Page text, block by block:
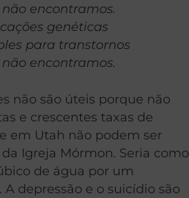
encontramos.
genéticas
para transtornos
encontramos.
não são úteis porque não
e crescentes taxas de
em Utah não podem ser
Igreja Mórmon. Seria como
de água por um
depressão e o suicídio são